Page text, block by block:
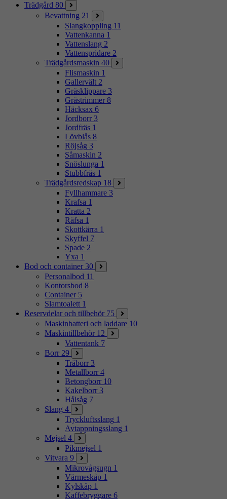
Trädgård 80
Bevattning 21
Slangkoppling 11
Vattenkanna 1
Vattenslang 2
Vattenspridare 2
Trädgårdsmaskin 40
Flismaskin 1
Gallervält 2
Gräsklippare 3
Grästrimmer 8
Häcksax 6
Jordborr 3
Jordfräs 1
Lövblås 8
Röjsåg 3
Såmaskin 2
Snöslunga 1
Stubbfräs 1
Trädgårdsredskap 18
Fyllhammare 3
Krafsa 1
Kratta 2
Räfsa 1
Skottkärra 1
Skyffel 7
Spade 2
Yxa 1
Bod och container 30
Personalbod 11
Kontorsbod 8
Container 5
Slamtoalett 1
Reservdelar och tillbehör 75
Maskinbatteri och laddare 10
Maskintillbehör 12
Vattentank 7
Borr 29
Träborr 3
Metallborr 4
Betongborr 10
Kakelborr 3
Hålsåg 7
Slang 4
Tryckluftsslang 1
Avtappningsslang 1
Mejsel 4
Pikmejsel 1
Vitvara 9
Mikrovågsugn 1
Värmeskåp 1
Kylskåp 1
Kaffebryggare 6